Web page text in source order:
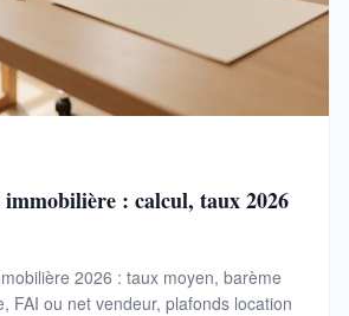
immobilière : calcul, taux 2026
2026 : taux moyen, barème
FAI ou net vendeur, plafonds location